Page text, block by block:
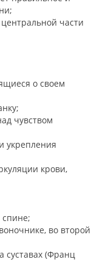
части
о своем
чувством
укрепления
крови,
во второй
суставах (Франц